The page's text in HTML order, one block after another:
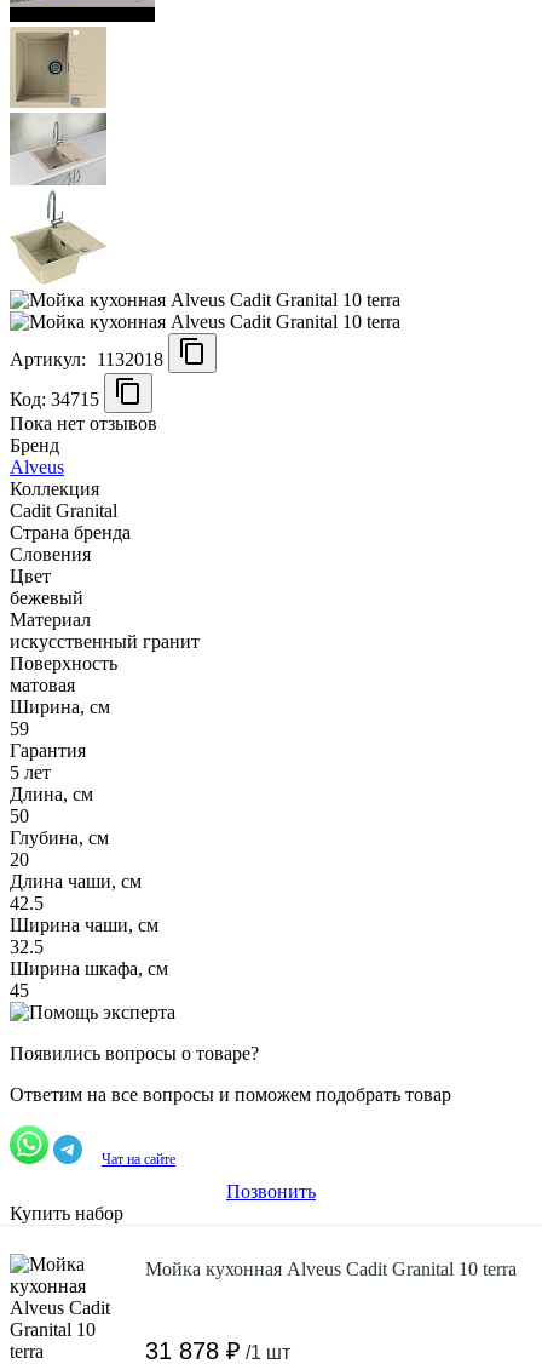
Артикул:
1132018
Код: 34715
Пока нет отзывов
Бренд
Alveus
Коллекция
Cadit Granital
Страна бренда
Словения
Цвет
бежевый
Материал
искусственный гранит
Поверхность
матовая
Ширина, см
59
Гарантия
5 лет
Длина, см
50
Глубина, см
20
Длина чаши, см
42.5
Ширина чаши, см
32.5
Ширина шкафа, см
45
Появились вопросы о товаре?
Ответим на все вопросы и поможем подобрать товар
Чат на сайте
Позвонить
Купить набор
Мойка кухонная Alveus Cadit Granital 10 terra
31 878 ₽ /1 шт